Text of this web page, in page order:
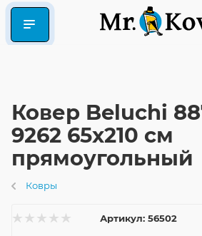
Ковер Beluchi
9262 65x210 см
прямоугольный
Ковры
Артикул: 56502